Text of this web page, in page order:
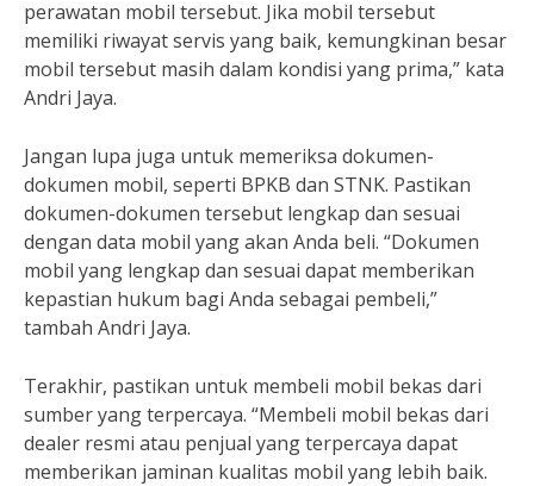
perawatan mobil tersebut. Jika mobil tersebut
memiliki riwayat servis yang baik, kemungkinan besar
mobil tersebut masih dalam kondisi yang prima,” kata
Andri Jaya.
Jangan lupa juga untuk memeriksa dokumen-
dokumen mobil, seperti BPKB dan STNK. Pastikan
dokumen-dokumen tersebut lengkap dan sesuai
dengan data mobil yang akan Anda beli. “Dokumen
mobil yang lengkap dan sesuai dapat memberikan
kepastian hukum bagi Anda sebagai pembeli,”
tambah Andri Jaya.
Terakhir, pastikan untuk membeli mobil bekas dari
sumber yang terpercaya. “Membeli mobil bekas dari
dealer resmi atau penjual yang terpercaya dapat
memberikan jaminan kualitas mobil yang lebih baik.